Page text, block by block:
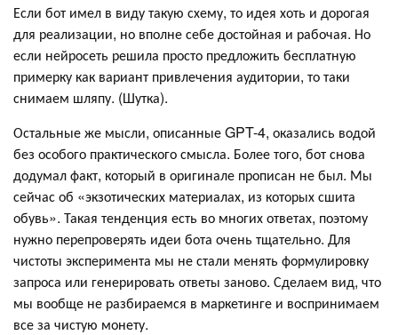
Если бот имел в виду такую схему, то идея хоть и дорогая
для реализации, но вполне себе достойная и рабочая. Но
если нейросеть решила просто предложить бесплатную
примерку как вариант привлечения аудитории, то таки
снимаем шляпу. (Шутка).
Остальные же мысли, описанные GPT-4, оказались водой
без особого практического смысла. Более того, бот снова
додумал факт, который в оригинале прописан не был. Мы
сейчас об «экзотических материалах, из которых сшита
обувь». Такая тенденция есть во многих ответах, поэтому
нужно перепроверять идеи бота очень тщательно. Для
чистоты эксперимента мы не стали менять формулировку
запроса или генерировать ответы заново. Сделаем вид, что
мы вообще не разбираемся в маркетинге и воспринимаем
все за чистую монету.